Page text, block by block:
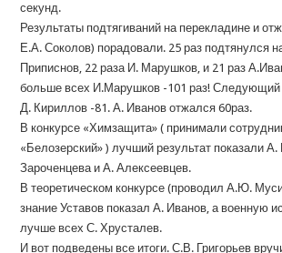
секунд.
Результаты подтягиваний на перекладине и
Е.А. Соколов) порадовали. 25 раз подтянулся
Приписнов, 22 раза И. Марушков, и 21 раз
больше всех И.Марушков -101 раз! Следующий
Д. Кириллов -81. А. Иванов отжался 60раз.
В конкурсе «Химзащита» ( принимали
«Белозерский» ) лучший результат показали А.
Зароченцева и А. Алексеевцев.
В теоретическом конкурсе (проводил А.Ю.
знание Уставов показал А. Иванов, а военную
лучше всех С. Хрусталев.
И вот подведены все итоги. С.В. Григорьев